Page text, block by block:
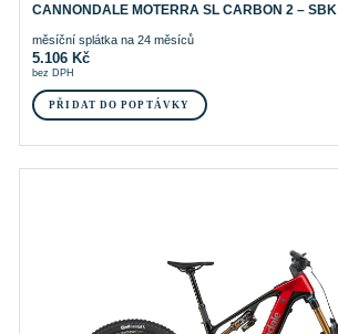
CANNONDALE MOTERRA SL CARBON 2 – SBK
měsíční splátka na 24 měsíců
5.106 Kč
bez DPH
PŘIDAT DO POPTÁVKY